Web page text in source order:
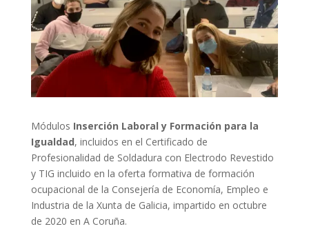
Módulos Inserción Laboral y Formación para la
Igualdad, incluidos en el Certificado de
Profesionalidad de Soldadura con Electrodo Revestido
y TIG incluido en la oferta formativa de formación
ocupacional de la Consejería de Economía, Empleo e
Industria de la Xunta de Galicia, impartido en octubre
de 2020 en A Coruña.